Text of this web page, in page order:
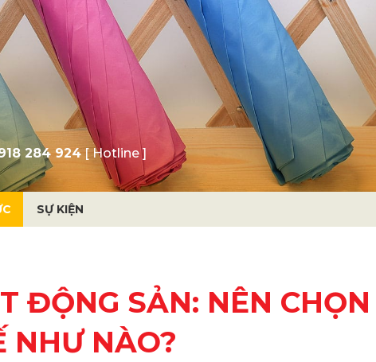
284 924 [ Hotline ]
SỰ KIỆN
ĐỘNG SẢN: NÊN CHỌN
NHƯ NÀO?